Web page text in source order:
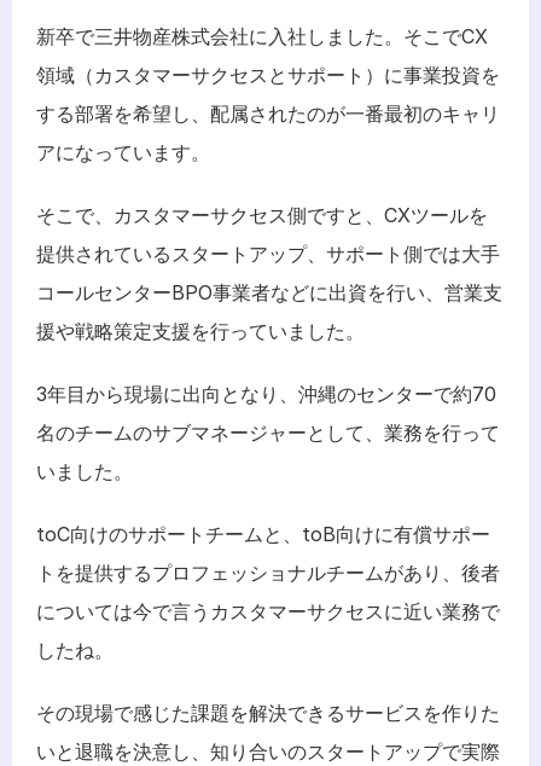
新卒で三井物産株式会社に入社しました。そこでCX
領域（カスタマーサクセスとサポート）に事業投資を
する部署を希望し、配属されたのが一番最初のキャリ
アになっています。
そこで、カスタマーサクセス側ですと、CXツールを
提供されているスタートアップ、サポート側では大手
コールセンターBPO事業者などに出資を行い、営業支
援や戦略策定支援を行っていました。
3年目から現場に出向となり、沖縄のセンターで約70
名のチームのサブマネージャーとして、業務を行って
いました。
toC向けのサポートチームと、toB向けに有償サポー
トを提供するプロフェッショナルチームがあり、後者
については今で言うカスタマーサクセスに近い業務で
したね。
その現場で感じた課題を解決できるサービスを作りた
いと退職を決意し、知り合いのスタートアップで実際